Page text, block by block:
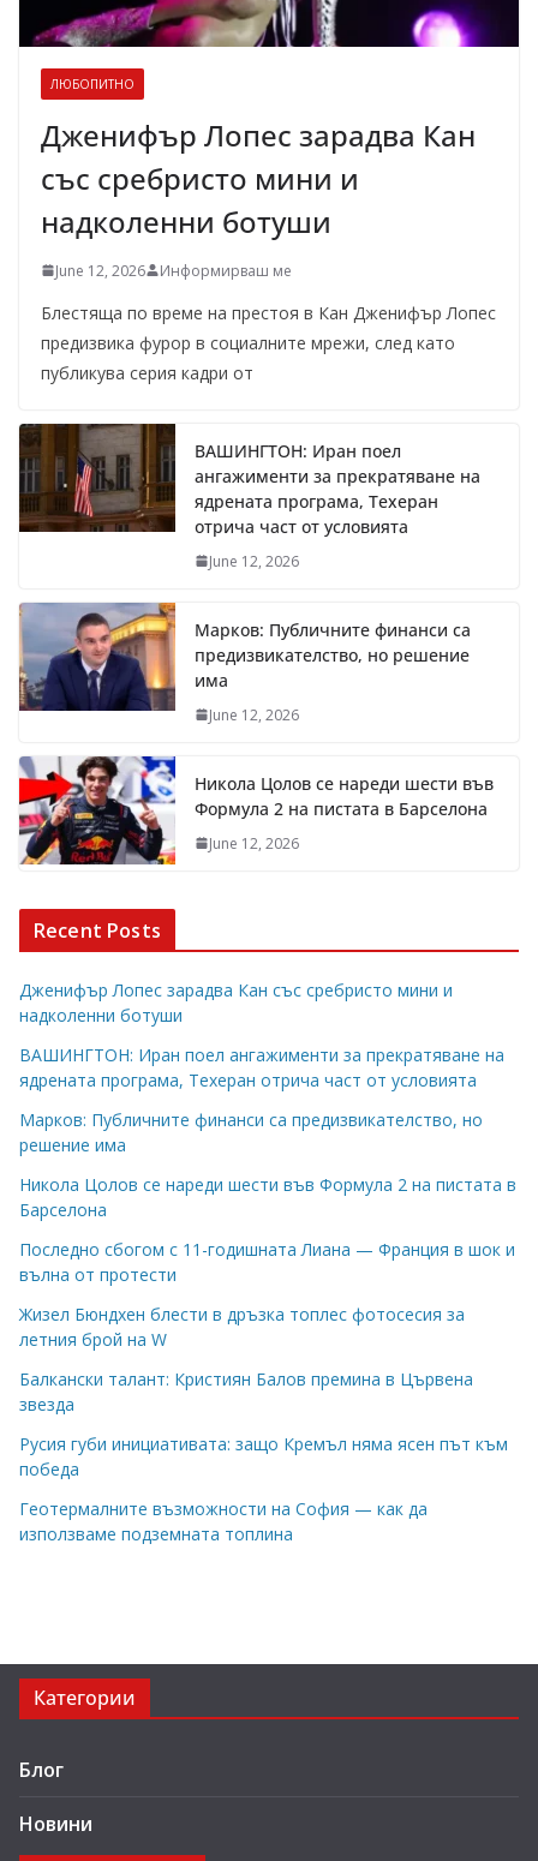
ЛЮБОПИТНО
Дженифър Лопес зарадва Кан
със сребристо мини и
надколенни ботуши
June 12, 2026 Информирваш ме
Блестяща по време на престоя в Кан Дженифър Лопес
предизвика фурор в социалните мрежи, след като
публикува серия кадри от
ВАШИНГТОН: Иран поел
ангажименти за прекратяване на
ядрената програма, Техеран
отрича част от условията
June 12, 2026
Марков: Публичните финанси са
предизвикателство, но решение
има
June 12, 2026
Никола Цолов се нареди шести във
Формула 2 на пистата в Барселона
June 12, 2026
Recent Posts
Дженифър Лопес зарадва Кан със сребристо мини и
надколенни ботуши
ВАШИНГТОН: Иран поел ангажименти за прекратяване на
ядрената програма, Техеран отрича част от условията
Марков: Публичните финанси са предизвикателство, но
решение има
Никола Цолов се нареди шести във Формула 2 на пистата в
Барселона
Последно сбогом с 11-годишната Лиана — Франция в шок и
вълна от протести
Жизел Бюндхен блести в дръзка топлес фотосесия за
летния брой на W
Балкански талант: Кристиян Балов премина в Цървена
звезда
Русия губи инициативата: защо Кремъл няма ясен път към
победа
Геотермалните възможности на София — как да
използваме подземната топлина
Категории
Блог
Новини